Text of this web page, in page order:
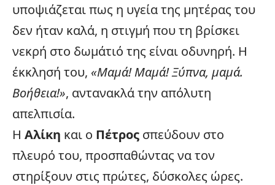
υποψιάζεται πως η υγείατης μητέρας του
δεν ήταν καλά, η στιγμή που τη βρίσκει
νεκρή στο δωμάτιό της είναι οδυνηρή. Η
έκκλησή του, «Μαμά! Μαμά! Ξύπνα, μαμά.
Βοήθεια!», αντανακλά την απόλυτη
απελπισία.
Η Αλίκη και ο Πέτρος σπεύδουν στο
πλευρό του, προσπαθώντας να τον
στηρίξουν στις πρώτες, δύσκολες ώρες.